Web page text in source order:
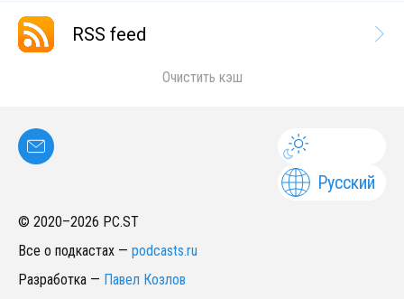
RSS feed
Очистить кэш
Русский
© 2020–2026 PC.ST
Все о подкастах — podcasts.ru
Разработка — Павел Козлов